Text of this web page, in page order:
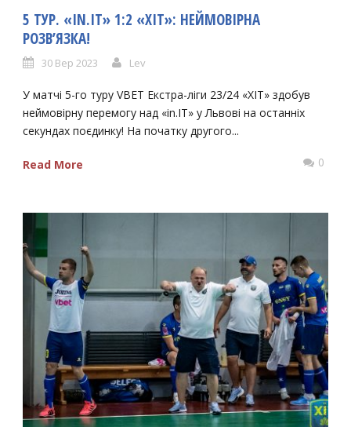
5 ТУР. «IN.IT» 1:2 «ХІТ»: НЕЙМОВІРНА
РОЗВʼЯЗКА!
30 Вер 2023 Lev
У матчі 5-го туру VBET Екстра-ліги 23/24 «ХІТ» здобув
неймовірну перемогу над «in.IT» у Львові на останніх
секундах поєдинку! На початку другого...
Read More 0